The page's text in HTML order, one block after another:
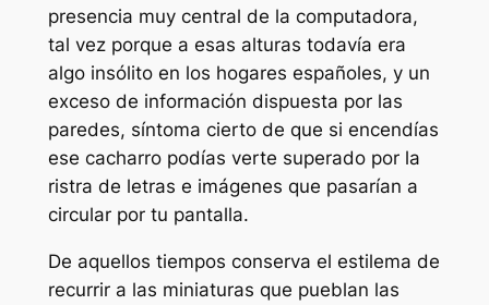
presencia muy central de la computadora,
tal vez porque a esas alturas todavía era
algo insólito en los hogares españoles, y un
exceso de información dispuesta por las
paredes, síntoma cierto de que si encendías
ese cacharro podías verte superado por la
ristra de letras e imágenes que pasarían a
circular por tu pantalla.
De aquellos tiempos conserva el estilema de
recurrir a las miniaturas que pueblan las